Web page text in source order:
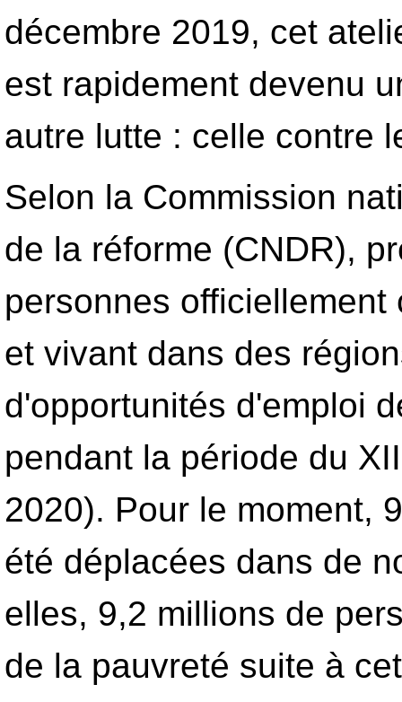
décembre 2019, cet
est rapidement devenu
autre lutte : celle contre
Selon la Commission
de la réforme (CNDR),
personnes
et vivant dans des
d'opportunités d'emploi
pendant la période du
2020). Pour le moment,
été déplacées dans de
elles, 9,2 millions de
de la pauvreté suite à